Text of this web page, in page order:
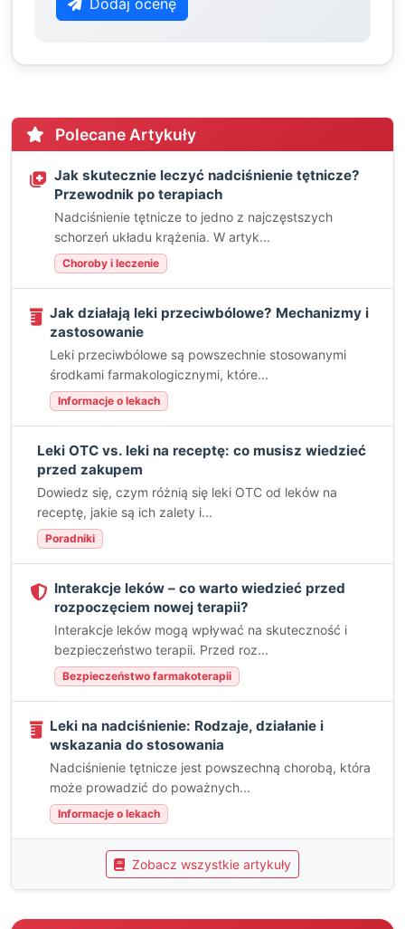
Dodaj ocenę
Polecane Artykuły
Jak skutecznie leczyć nadciśnienie tętnicze?
Przewodnik po terapiach
Nadciśnienie tętnicze to jedno z najczęstszych
schorzeń układu krążenia. W artyk...
Choroby i leczenie
Jak działają leki przeciwbólowe? Mechanizmy i
zastosowanie
Leki przeciwbólowe są powszechnie stosowanymi
środkami farmakologicznymi, które...
Informacje o lekach
Leki OTC vs. leki na receptę: co musisz wiedzieć
przed zakupem
Dowiedz się, czym różnią się leki OTC od leków na
receptę, jakie są ich zalety i...
Poradniki
Interakcje leków – co warto wiedzieć przed
rozpoczęciem nowej terapii?
Interakcje leków mogą wpływać na skuteczność i
bezpieczeństwo terapii. Przed roz...
Bezpieczeństwo farmakoterapii
Leki na nadciśnienie: Rodzaje, działanie i
wskazania do stosowania
Nadciśnienie tętnicze jest powszechną chorobą, która
może prowadzić do poważnych...
Informacje o lekach
Zobacz wszystkie artykuły